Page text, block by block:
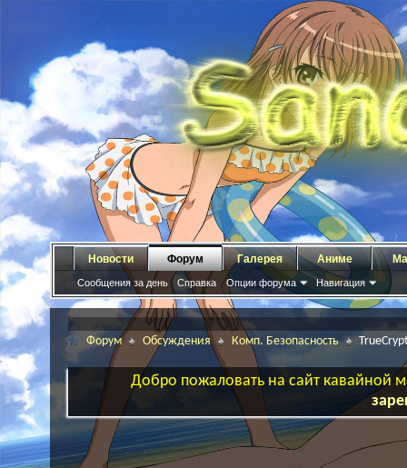
Новости Форум
Сообщения за день Справка Опции форума Навигация
Галерея Аниме
Форум Обсуждения Комп. Безопасность
Добро пожаловать на сайт кавайной